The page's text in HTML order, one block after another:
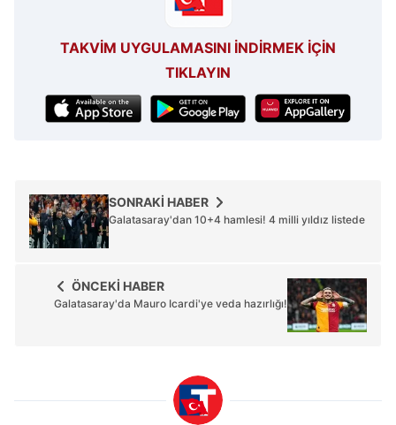
hazırlanmış Aydınlatma Metnimizi okumak ve sitemizde
almak için lütfen tıklayınız.
TAKVİM UYGULAMASINI İNDİRMEK İÇİN
TIKLAYIN
SONRAKİ HABER
Galatasaray'dan 10+4 hamlesi! 4 milli yıldız listede
ÖNCEKİ HABER
Galatasaray'da Mauro Icardi'ye veda hazırlığı!